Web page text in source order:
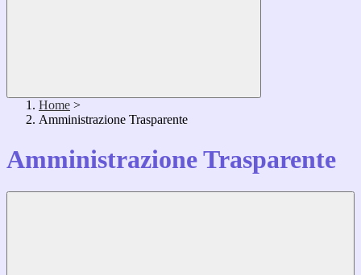
Home >
Amministrazione Trasparente
Amministrazione Trasparente